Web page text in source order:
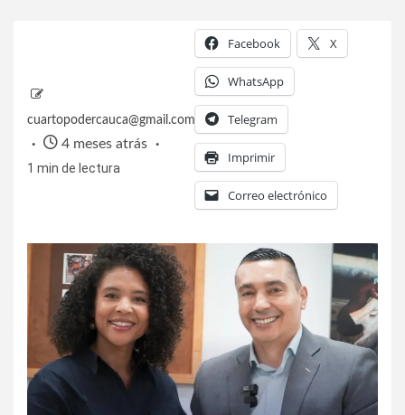
cuartopodercauca@gmail.com
4 meses atrás
1 min de lectura
Facebook X
WhatsApp
Telegram
Imprimir
Correo electrónico